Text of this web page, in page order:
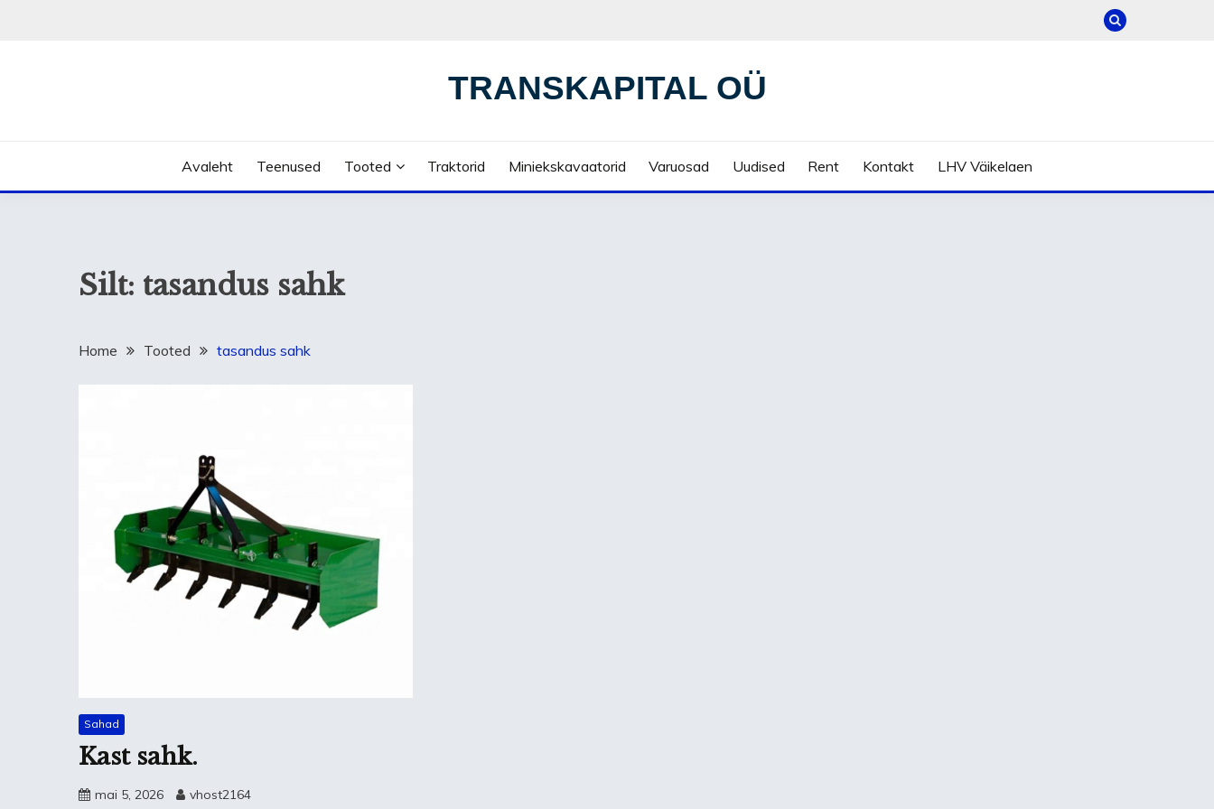
TRANSKAPITAL OÜ
Avaleht Teenused Tooted Traktorid Miniekskavaatorid Varuosad Uudised Rent Kontakt LHV Väikelaen
Silt: tasandus sahk
Home Tooted tasandus sahk
Sahad
Kast sahk.
mai 5, 2026 vhost2164